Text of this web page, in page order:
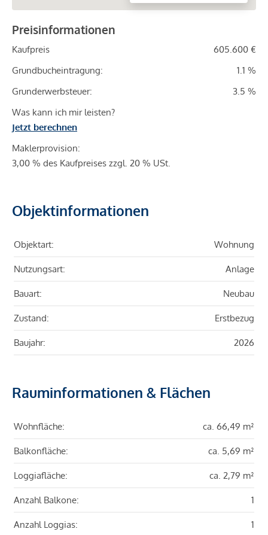
Preisinformationen
Kaufpreis
605.600 €
Grundbucheintragung:
1.1 %
Grunderwerbsteuer:
3.5 %
Was kann ich mir leisten?
Jetzt berechnen
Maklerprovision:
3,00 % des Kaufpreises zzgl. 20 % USt.
Objektinformationen
Objektart: Wohnung
Nutzungsart: Anlage
Bauart: Neubau
Zustand: Erstbezug
Baujahr: 2026
Rauminformationen & Flächen
Wohnfläche: ca. 66,49 m²
Balkonfläche: ca. 5,69 m²
Loggiafläche: ca. 2,79 m²
Anzahl Balkone: 1
Anzahl Loggias: 1